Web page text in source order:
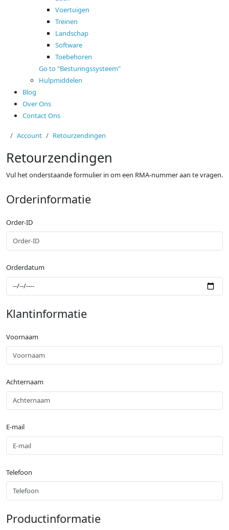
Voertuigen
Treinen
Landschap
Software
Toebehoren
Go to "Besturingssysteem"
Hulpmiddelen
Blog
Over Ons
Contact Ons
Account Retourzendingen
Retourzendingen
Vul het onderstaande formulier in om een ​​RMA-nummer aan te vragen.
Orderinformatie
Order-ID
Orderdatum
Klantinformatie
Voornaam
Achternaam
E-mail
Telefoon
Productinformatie